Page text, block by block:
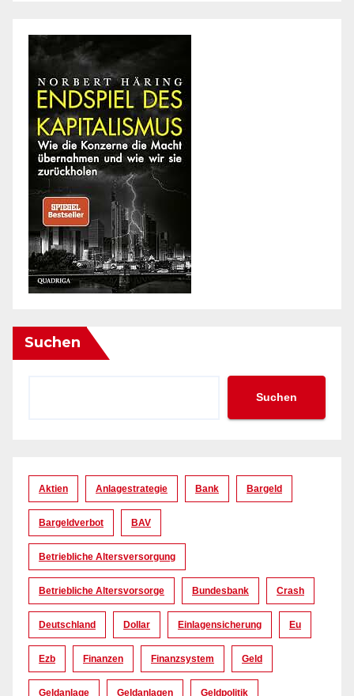
Suchen
Suchen
Aktien Anlagestrategie Bank Bargeld
Bargeldverbot BAV
Betriebliche Altersversorgung
Betriebliche Altersvorsorge Bundesbank Crash
Deutschland Dollar Einlagensicherung Eu
Ezb Finanzen Finanzsystem Geld
Geldanlage Geldanlagen Geldpolitik